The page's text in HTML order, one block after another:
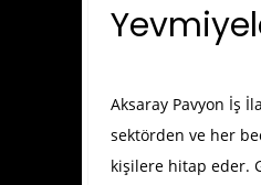
Aksaray Pavyon İş
sektörden ve her
kişilere hitap eder.